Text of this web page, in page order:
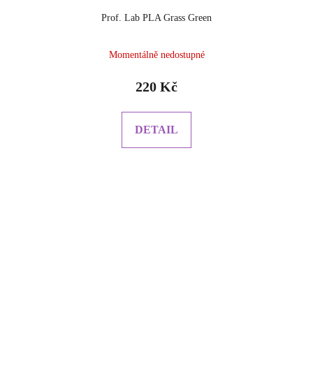
Prof. Lab PLA Grass Green
Momentálně nedostupné
220 Kč
DETAIL